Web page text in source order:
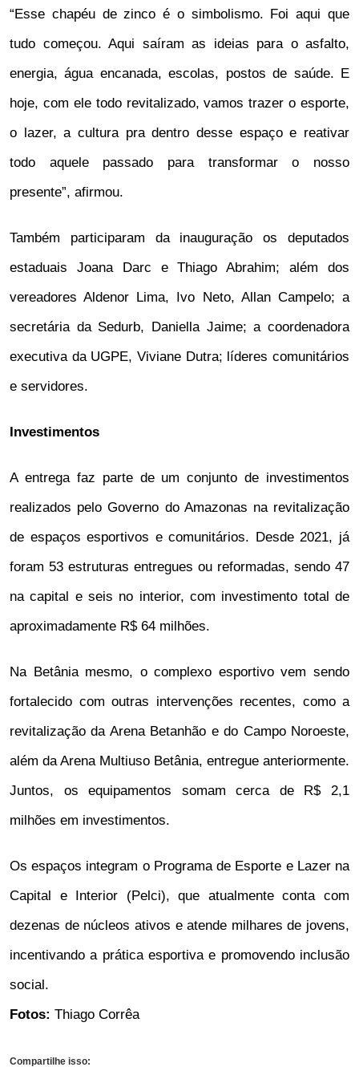
“Esse chapéu de zinco é o simbolismo. Foi aqui que
tudo começou. Aqui saíram as ideias para o asfalto,
energia, água encanada, escolas, postos de saúde. E
hoje, com ele todo revitalizado, vamos trazer o esporte,
o lazer, a cultura pra dentro desse espaço e reativar
todo aquele passado para transformar o nosso
presente”, afirmou.
Também participaram da inauguração os deputados
estaduais Joana Darc e Thiago Abrahim; além dos
vereadores Aldenor Lima, Ivo Neto, Allan Campelo; a
secretária da Sedurb, Daniella Jaime; a coordenadora
executiva da UGPE, Viviane Dutra; líderes comunitários
e servidores.
Investimentos
A entrega faz parte de um conjunto de investimentos
realizados pelo Governo do Amazonas na revitalização
de espaços esportivos e comunitários. Desde 2021, já
foram 53 estruturas entregues ou reformadas, sendo 47
na capital e seis no interior, com investimento total de
aproximadamente R$ 64 milhões.
Na Betânia mesmo, o complexo esportivo vem sendo
fortalecido com outras intervenções recentes, como a
revitalização da Arena Betanhão e do Campo Noroeste,
além da Arena Multiuso Betânia, entregue anteriormente.
Juntos, os equipamentos somam cerca de R$ 2,1
milhões em investimentos.
Os espaços integram o Programa de Esporte e Lazer na
Capital e Interior (Pelci), que atualmente conta com
dezenas de núcleos ativos e atende milhares de jovens,
incentivando a prática esportiva e promovendo inclusão
social.
Fotos: Thiago Corrêa
Compartilhe isso: